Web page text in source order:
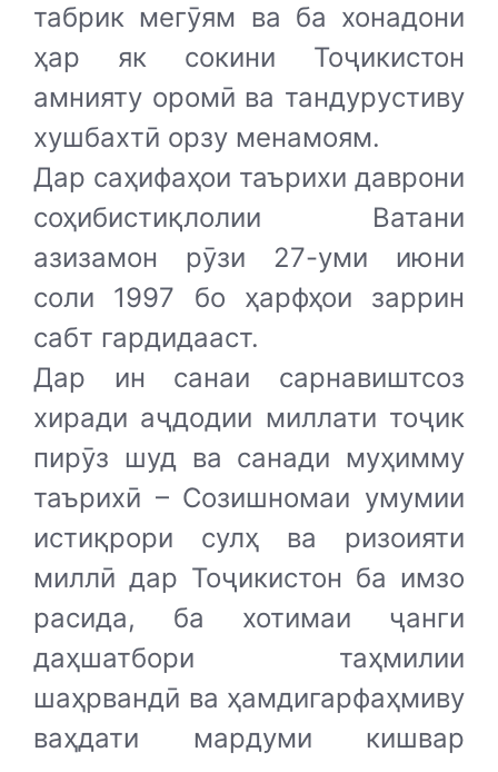
табрик мегӯям ва ба хонадони
ҳар як сокини Тоҷикистон
амнияту оромӣ ва тандурустиву
хушбахтӣ орзу менамоям.
Дар саҳифаҳои таърихи даврони
соҳибистиқлолии Ватани
азизамон рӯзи 27-уми июни
соли 1997 бо ҳарфҳои заррин
сабт гардидааст.
Дар ин санаи сарнавиштсоз
хиради аҷдодии миллати тоҷик
пирӯз шуд ва санади муҳимму
таърихӣ – Созишномаи умумии
истиқрори сулҳ ва ризоияти
миллӣ дар Тоҷикистон ба имзо
расида, ба хотимаи ҷанги
даҳшатбори таҳмилии
шаҳрвандӣ ва ҳамдигарфаҳмиву
ваҳдати мардуми кишвар